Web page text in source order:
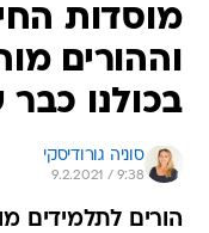
מוסדות
וההורים
בכולנו
סוניה גורודיסקי
9.2.2021 / 9:38
הורים לתלמידים